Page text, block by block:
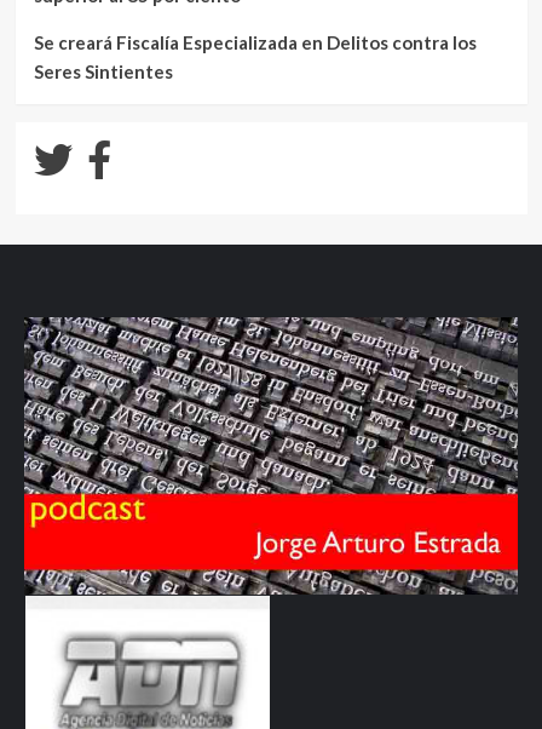
Se creará Fiscalía Especializada en Delitos contra los
Seres Sintientes